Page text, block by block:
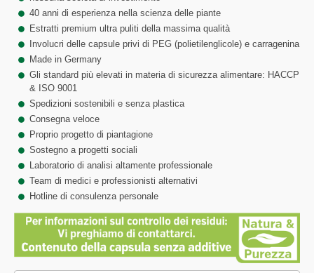
40 anni di esperienza nella scienza delle piante
Estratti premium ultra puliti della massima qualità
Involucri delle capsule privi di PEG (polietilenglicole) e carragenina
Made in Germany
Gli standard più elevati in materia di sicurezza alimentare: HACCP
& ISO 9001
Spedizioni sostenibili e senza plastica
Consegna veloce
Proprio progetto di piantagione
Sostegno a progetti sociali
Laboratorio di analisi altamente professionale
Team di medici e professionisti alternativi
Hotline di consulenza personale